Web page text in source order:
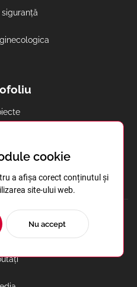
cookie
a afișa corect conținutul și
site-ului web.
Nu accept